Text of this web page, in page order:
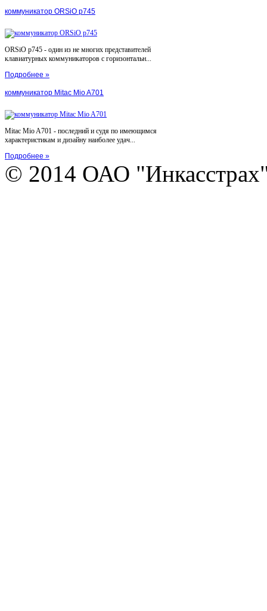
коммуникатор ORSiO p745
ORSiO p745 - один из не многих представителей
клавиатурных коммуникаторов с горизонтальн...
Подробнее »
коммуникатор Mitac Mio A701
Mitac Mio A701 - последний и судя по имеющимся
характеристикам и дизайну наиболее удач...
Подробнее »
© 2014 ОАО